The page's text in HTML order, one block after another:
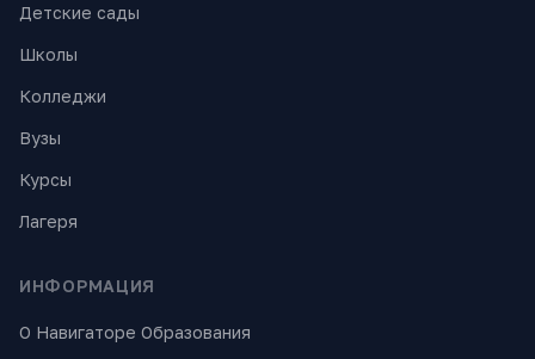
Детские сады
Школы
Колледжи
Вузы
Курсы
Лагеря
ИНФОРМАЦИЯ
О Навигаторе Образования